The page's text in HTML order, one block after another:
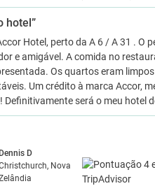
hotel”
Hotel, perto da A 6 / A 31 . O
e amigável. A comida no
Os quartos eram
Um crédito à marca Accor,
Definitivamente será o meu hotel
Dennis D
Nova